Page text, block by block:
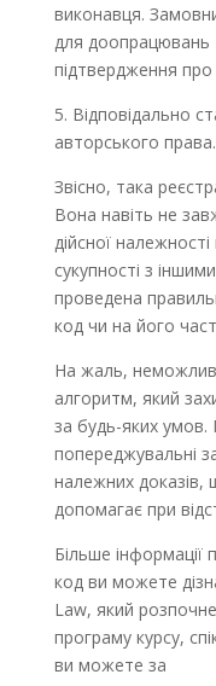
виконавця.
для
підтвердження
5. Відповідально
авторського права.
Звісно, така
Вона навіть не
дійсної
сукупності з
проведена
код чи на його
На жаль,
алгоритм, який
за будь-яких
попереджувальні
належних
допомагає при
Більше інформації
код ви можете
Law, який
програму курсу,
ви можете за